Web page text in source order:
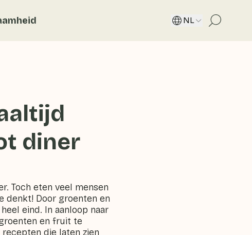
NL
diner
Toch eten veel mensen
denkt! Door groenten en
eind. In aanloop naar
en fruit te
die laten zien